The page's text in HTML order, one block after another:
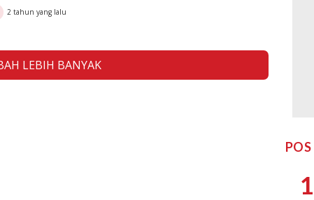
2 tahun yang lalu
LEBIH BANYAK
POS
1